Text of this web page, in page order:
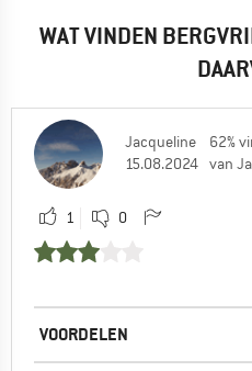
WAT VINDEN
Jacqueline
15.08.2024
62%
van
1 0
VOORDELEN